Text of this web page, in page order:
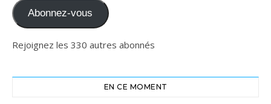
Abonnez-vous
Rejoignez les 330 autres abonnés
EN CE MOMENT